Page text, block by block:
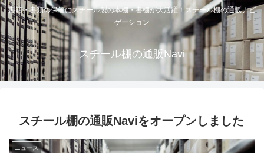
書籍・書類の保管にスチール製の本棚・書棚が大活躍！スチール棚の通販ナビ
ゲーション
スチール棚の通販Navi
スチール棚の通販Naviをオープンしました
ニュース